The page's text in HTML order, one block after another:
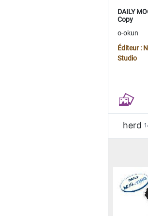
DAILY
Copy
o-okun
Éditeur :
Studio
herd